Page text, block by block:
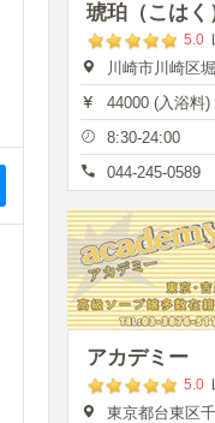
琥珀（こはく
5.0
川崎市川崎区
44000 (入浴料)
8:30-24:00
044-245-0589
アカデミー
5.0
東京都台東区